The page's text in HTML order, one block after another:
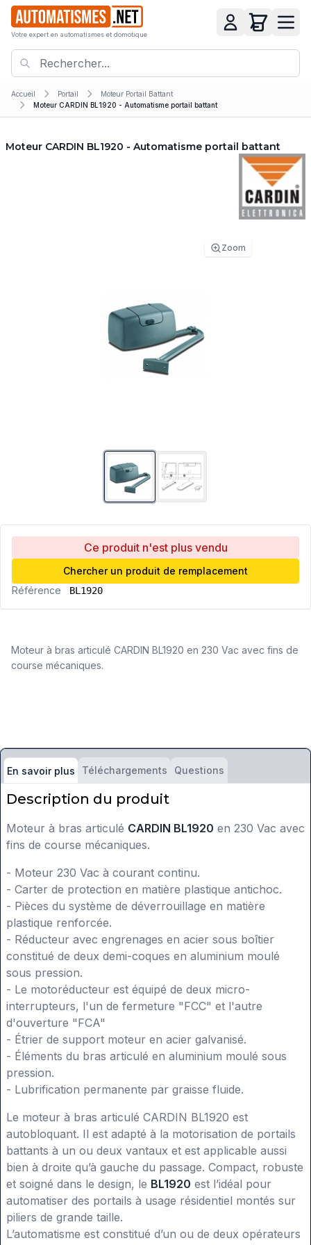
Votre expert en automatismes et domotique
Accueil Portail
Moteur Portail Battant
Moteur CARDIN BL1920 - Automatisme portail battant
Moteur CARDIN BL1920 - Automatisme portail battant
Zoom
Ce produit n'est plus vendu
Chercher un produit de remplacement
Référence
BL1920
Moteur à bras articulé CARDIN BL1920 en 230 Vac avec fins de
course mécaniques.
En savoir plus Téléchargements Questions
Description du produit
Moteur à bras articulé CARDIN BL1920 en 230 Vac avec
fins de course mécaniques.
- Moteur 230 Vac à courant continu.
- Carter de protection en matière plastique antichoc.
- Pièces du système de déverrouillage en matière
plastique renforcée.
- Réducteur avec engrenages en acier sous boîtier
constitué de deux demi-coques en aluminium moulé
sous pression.
- Le motoréducteur est équipé de deux micro-
interrupteurs, l'un de fermeture "FCC" et l'autre
d'ouverture "FCA"
- Étrier de support moteur en acier galvanisé.
- Éléments du bras articulé en aluminium moulé sous
pression.
- Lubrification permanente par graisse fluide.
Le moteur à bras articulé CARDIN BL1920 est
autobloquant. Il est adapté à la motorisation de portails
battants à un ou deux vantaux et est applicable aussi
bien à droite qu’à gauche du passage. Compact, robuste
et soigné dans le design, le BL1920 est l’idéal pour
automatiser des portails à usage résidentiel montés sur
piliers de grande taille.
L’automatisme est constitué d’un ou de deux opérateurs